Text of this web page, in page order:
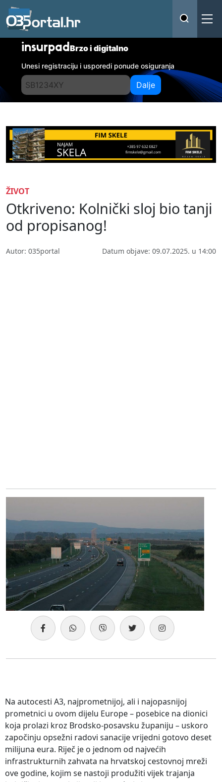
insurpadBrzo i digitalno
Unesi registraciju i usporedi ponude osiguranja
Dalje
ŽIVOT
Otkriveno: Kolnički sloj bio tanji
od propisanog!
Autor: 035portal Datum objave: 09.07.2025. u 14:00
Na autocesti A3, najprometnijoj, ali i najopasnijoj
prometnici u ovom dijelu Europe – posebice na dionici
koja prolazi kroz Brodsko-posavsku županiju – uskoro
započinju opsežni radovi sanacije vrijedni gotovo deset
milijuna eura. Riječ je o jednom od najvećih
infrastrukturnih zahvata na hrvatskoj cestovnoj mreži
ove godine, kojim se nastoji produžiti vijek trajanja